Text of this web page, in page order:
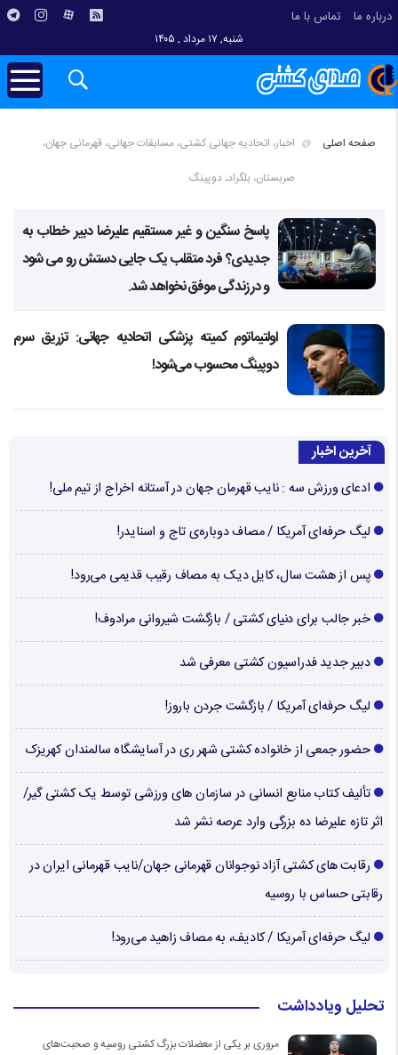
درباره ما تماس با ما
شنبه, ۱۷ مرداد , ۱۴۰۵
صفحه اصلی
اخبار، اتحادیه جهانی کشتی، مسابقات جهانی، قهرمانی جهان،
صربستان، بلگراد، دوپینگ
پاسخ سنگین و غیر مستقیم علیرضا دبیر خطاب به
جدیدی؟ فرد متقلب یک جایی دستش رو می شود
و در زندگی موفق نخواهد شد.
اولتیماتوم کمیته پزشکی اتحادیه جهانی: تزریق سرم
دوپینگ محسوب می‌شود!
آخرین اخبار
ادعای ورزش سه : نایب قهرمان جهان در آستانه اخراج از تیم ملی!
لیگ حرفه‌ای آمریکا / مصاف دوباره‌ی تاج و اسنایدر!
پس از هشت سال، کایل دیک به مصاف رقیب قدیمی می‌رود!
خبر جالب برای دنیای کشتی / بازگشت شیروانی مرادوف!
دبیر جدید فدراسیون کشتی معرفی شد
لیگ حرفه‌ای آمریکا / بازگشت جردن باروز!
حضور جمعی از خانواده کشتی شهر ری در آسایشگاه سالمندان کهریزک
تألیف کتاب منابع انسانی در سازمان های ورزشی توسط یک کشتی گیر/
اثر تازه علیرضا ده بزرگی وارد عرصه نشر شد
رقابت های کشتی آزاد نوجوانان قهرمانی جهان/نایب قهرمانی ایران در
رقابتی حساس با روسیه
لیگ حرفه‌ای آمریکا / کادیف، به مصاف زاهید می‌رود!
تحلیل ویادداشت
مروری بر یکی از معضلات بزرگ کشتی روسیه و صحبت‌های